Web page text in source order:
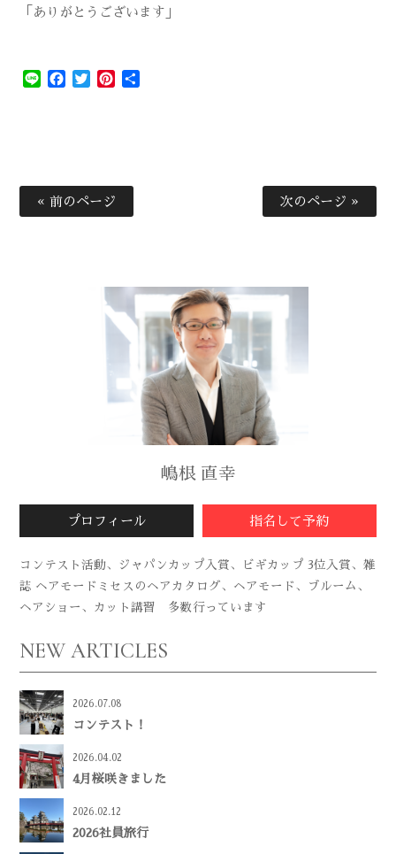
「ありがとうございます」
Line Facebook
TwitterPinterest
« 前のページ 次のページ »
嶋根 直幸
プロフィール 指名して予約
コンテスト活動、ジャパンカップ入賞、ビギカップ 3位入賞、雑
誌 ヘアモードミセスのヘアカタログ、ヘアモード、ブルーム、
ヘアショー、カット講習 多数行っています
NEW ARTICLES
2026.07.08
コンテスト！
2026.04.02
4月桜咲きました
2026.02.12
2026社員旅行